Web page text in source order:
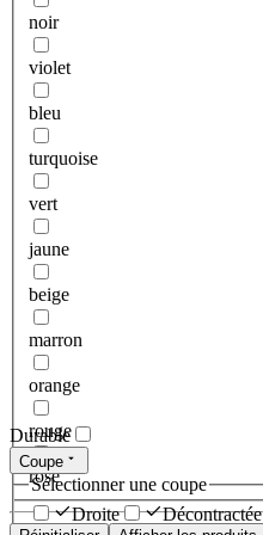
noir
violet
bleu
turquoise
vert
jaune
beige
marron
orange
rouge
rose
Durable
Coupe
Sélectionner une coupe
Droite
Décontractée